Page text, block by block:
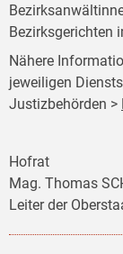
Bezirksgerichten
Nähere
jeweiligen
Justizbehörden >
Hofrat
Mag. Thomas
Leiter der